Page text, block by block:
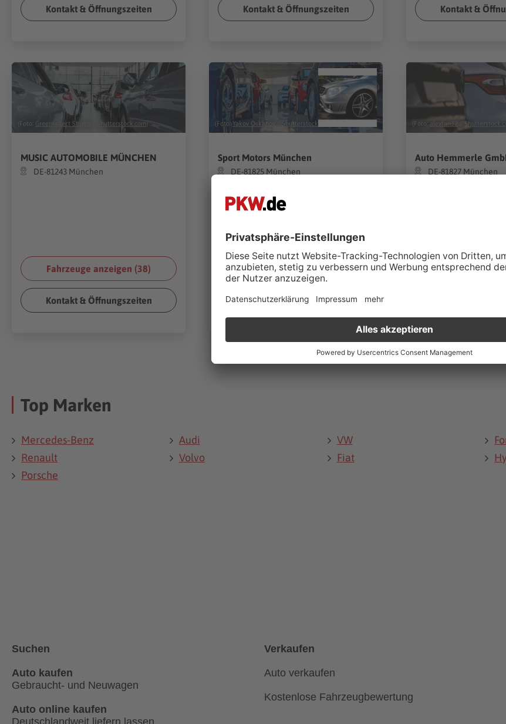
Kontakt & Öffnungszeiten Kontakt & Öffnungszeiten Kontakt &
(Foto: Greentellect Studio Shutterstock.com
MUSIC AUTOMOBILE MÜNCHEN
DE-81243 München
Fahrzeuge anzeigen (38)
Kontakt & Öffnungszeiten
(Foto:Yakov Oskanov Shutterstock.com
Sport Motors München
DE-81825 München
Fahrzeuge anzeigen (17)
Kontakt & Öffnungszeiten
(Foto: alexfan32
Auto Hemmerle
DE-81827 München
Fahrzeuge
Top Marken
Mercedes-Benz Audi VW
Renault
Volvo Fiat
Porsche
Suchen
Auto kaufen
Gebraucht- und Neuwagen
Auto online kaufen
Deutschlandweit liefern lassen
Verkaufen
Auto verkaufen
Kostenlose Fahrzeugbewertung